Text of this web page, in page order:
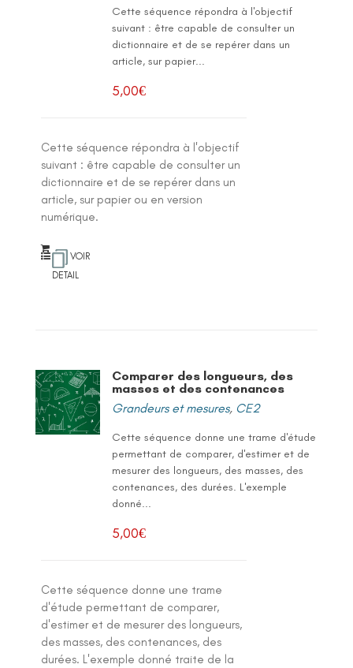
Cette séquence répondra à l'objectif
suivant : être capable de consulter un
dictionnaire et de se repérer dans un
article, sur papier...
5,00€
Cette séquence répondra à l'objectif
suivant : être capable de consulter un
dictionnaire et de se repérer dans un
article, sur papier ou en version
numérique.
VOIR
DETAIL
Comparer des longueurs, des
masses et des contenances
Grandeurs et mesures, CE2
Cette séquence donne une trame d'étude
permettant de comparer, d'estimer et de
mesurer des longueurs, des masses, des
contenances, des durées. L'exemple
donné...
5,00€
Cette séquence donne une trame
d'étude permettant de comparer,
d'estimer et de mesurer des longueurs,
des masses, des contenances, des
durées. L'exemple donné traite de la